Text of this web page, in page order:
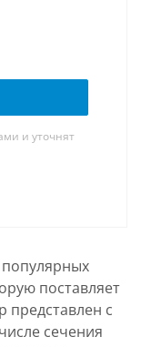
и уточнят
поставляет
представлен с
сечения